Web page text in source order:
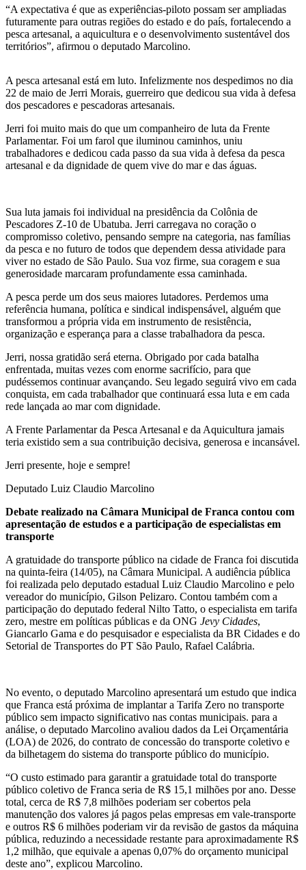
“A expectativa é que as experiências-piloto possam ser ampliadas
futuramente para outras regiões do estado e do país, fortalecendo a
pesca artesanal, a aquicultura e o desenvolvimento sustentável dos
territórios”, afirmou o deputado Marcolino.
A pesca artesanal está em luto. Infelizmente nos despedimos no dia
22 de maio de Jerri Morais, guerreiro que dedicou sua vida à defesa
dos pescadores e pescadoras artesanais.
Jerri foi muito mais do que um companheiro de luta da Frente
Parlamentar. Foi um farol que iluminou caminhos, uniu
trabalhadores e dedicou cada passo da sua vida à defesa da pesca
artesanal e da dignidade de quem vive do mar e das águas.
Sua luta jamais foi individual na presidência da Colônia de
Pescadores Z-10 de Ubatuba. Jerri carregava no coração o
compromisso coletivo, pensando sempre na categoria, nas famílias
da pesca e no futuro de todos que dependem dessa atividade para
viver no estado de São Paulo. Sua voz firme, sua coragem e sua
generosidade marcaram profundamente essa caminhada.
A pesca perde um dos seus maiores lutadores. Perdemos uma
referência humana, política e sindical indispensável, alguém que
transformou a própria vida em instrumento de resistência,
organização e esperança para a classe trabalhadora da pesca.
Jerri, nossa gratidão será eterna. Obrigado por cada batalha
enfrentada, muitas vezes com enorme sacrifício, para que
pudéssemos continuar avançando. Seu legado seguirá vivo em cada
conquista, em cada trabalhador que continuará essa luta e em cada
rede lançada ao mar com dignidade.
A Frente Parlamentar da Pesca Artesanal e da Aquicultura jamais
teria existido sem a sua contribuição decisiva, generosa e incansável.
Jerri presente, hoje e sempre!
Deputado Luiz Claudio Marcolino
Debate realizado na Câmara Municipal de Franca contou com
apresentação de estudos e a participação de especialistas em
transporte
A gratuidade do transporte público na cidade de Franca foi discutida
na quinta-feira (14/05), na Câmara Municipal. A audiência pública
foi realizada pelo deputado estadual Luiz Claudio Marcolino e pelo
vereador do município, Gilson Pelizaro. Contou também com a
participação do deputado federal Nilto Tatto, o especialista em tarifa
zero, mestre em políticas públicas e da ONG Jevy Cidades,
Giancarlo Gama e do pesquisador e especialista da BR Cidades e do
Setorial de Transportes do PT São Paulo, Rafael Calábria.
No evento, o deputado Marcolino apresentará um estudo que indica
que Franca está próxima de implantar a Tarifa Zero no transporte
público sem impacto significativo nas contas municipais. para a
análise, o deputado Marcolino avaliou dados da Lei Orçamentária
(LOA) de 2026, do contrato de concessão do transporte coletivo e
da bilhetagem do sistema do transporte público do município.
“O custo estimado para garantir a gratuidade total do transporte
público coletivo de Franca seria de R$ 15,1 milhões por ano. Desse
total, cerca de R$ 7,8 milhões poderiam ser cobertos pela
manutenção dos valores já pagos pelas empresas em vale-transporte
e outros R$ 6 milhões poderiam vir da revisão de gastos da máquina
pública, reduzindo a necessidade restante para aproximadamente R$
1,2 milhão, que equivale a apenas 0,07% do orçamento municipal
deste ano”, explicou Marcolino.